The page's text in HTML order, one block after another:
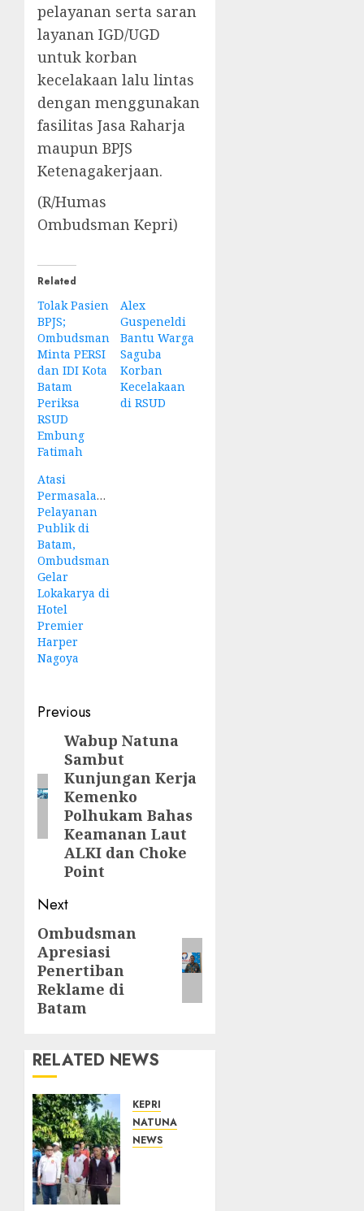
pelayanan serta saran
layanan IGD/UGD
untuk korban
kecelakaan lalu lintas
dengan menggunakan
fasilitas Jasa Raharja
maupun BPJS
Ketenagakerjaan.
(R/Humas
Ombudsman Kepri)
Related
Tolak Pasien
BPJS;
Ombudsman
Minta PERSI
dan IDI Kota
Batam
Periksa
RSUD
Embung
Fatimah
Alex
Guspeneldi
Bantu Warga
Saguba
Korban
Kecelakaan
di RSUD
Atasi
Permasalahan
Pelayanan
Publik di
Batam,
Ombudsman
Gelar
Lokakarya di
Hotel
Premier
Harper
Nagoya
Post
navigation
Previous
Previous
post:
Wabup Natuna
Sambut
Kunjungan Kerja
Kemenko
Polhukam Bahas
Keamanan Laut
ALKI dan Choke
Point
Next
Next
post:
Ombudsman
Apresiasi
Penertiban
Reklame di
Batam
RELATED NEWS
KEPRI
NATUNA
NEWS